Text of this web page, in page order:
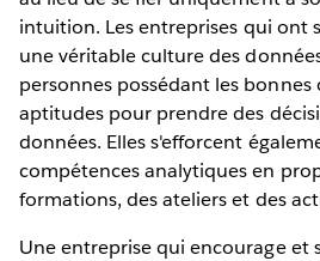
intuition. Les entreprises qui ont
une véritable culture des
personnes possédant les
aptitudes pour prendre des
données. Elles s'efforcent
compétences analytiques en
formations, des ateliers et des
Une entreprise qui encourage et